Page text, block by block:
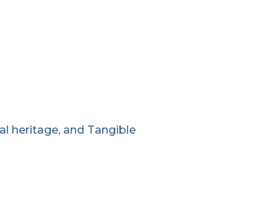
heritage, and Tangible